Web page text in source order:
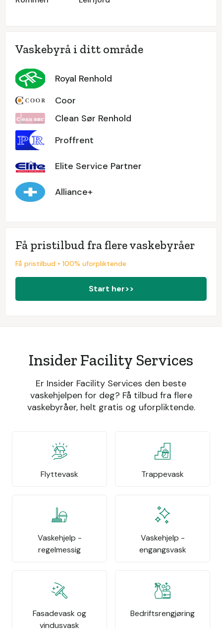
Vaskebyrå i ditt område
Royal Renhold
Coor
Clean Sør Renhold
Proffrent
Elite Service Partner
Alliance+
Få pristilbud fra flere vaskebyråer
Få pristilbud • 100% uforpliktende
Start her>>
Insider Facility Services
Er Insider Facility Services den beste
vaskehjelpen for deg? Få tilbud fra flere
vaskebyråer, helt gratis og uforpliktende.
Flyttevask Trappevask
Vaskehjelp -
regelmessig
Vaskehjelp -
engangsvask
Fasadevask og
vindusvask
Bedriftsrengjøring